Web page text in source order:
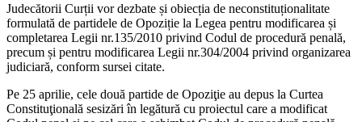
Judecătorii Curții vor dezbate și obiecția de neconstituționalitate
formulată de partidele de Opoziție la Legea pentru modificarea și
completarea Legii nr.135/2010 privind Codul de procedură penală,
precum și pentru modificarea Legii nr.304/2004 privind organizarea
judiciară, conform sursei citate.
Pe 25 aprilie, cele două partide de Opoziţie au depus la Curtea
Constituţională sesizări în legătură cu proiectul care a modificat